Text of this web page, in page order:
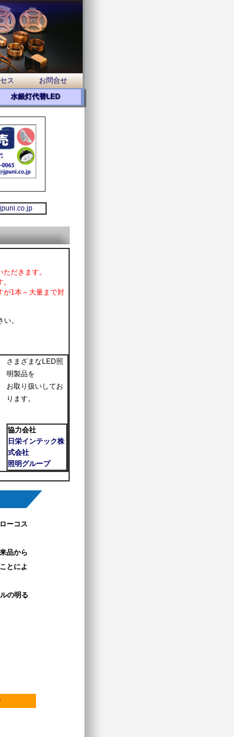
ス お問合せ
水銀灯代替LED
だきます。
が1本～大量まで対
。
さまざまなLED照
明製品を
お取り扱いしてお
ります。
協力会社
日栄インテック株
式会社
照明グループ
ーコス
品から
とによ
の明る